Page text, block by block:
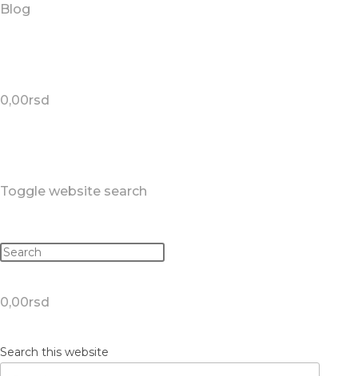
Blog
0,00rsd
Toggle website search
0,00rsd
Search this website